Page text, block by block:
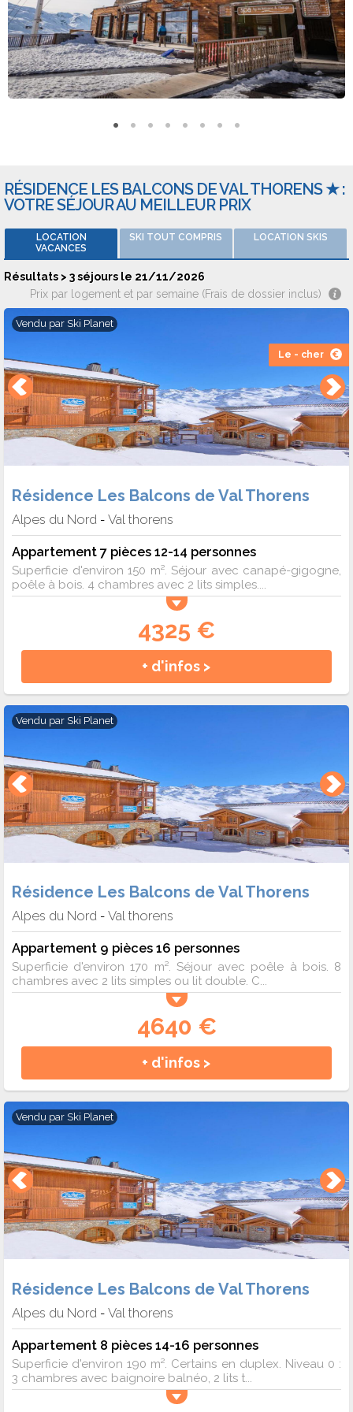
Adresse : Piste Plein Sud - 73440 VAL THORENS
RÉSIDENCE LES BALCONS DE VAL THORENS ★ :
VOTRE SÉJOUR AU MEILLEUR PRIX
LOCATION
VACANCES
SKI TOUT COMPRIS LOCATION SKIS
Résultats > 3 séjours le 21/11/2026
Prix par logement et par semaine (Frais de dossier inclus)
Le - cher
Vendu par Ski Planet
Résidence Les Balcons de Val Thorens
Alpes du Nord - Val thorens
Appartement 7 pièces 12-14 personnes
Superficie d'environ 150 m². Séjour avec canapé-gigogne,
poêle à bois. 4 chambres avec 2 lits simples....
4325 €
+ d'infos >
Vendu par Ski Planet
Résidence Les Balcons de Val Thorens
Alpes du Nord - Val thorens
Appartement 9 pièces 16 personnes
Superficie d'environ 170 m². Séjour avec poêle à bois. 8
chambres avec 2 lits simples ou lit double. C...
4640 €
+ d'infos >
Vendu par Ski Planet
Résidence Les Balcons de Val Thorens
Alpes du Nord - Val thorens
Appartement 8 pièces 14-16 personnes
Superficie d'environ 190 m². Certains en duplex. Niveau 0 :
3 chambres avec baignoire balnéo, 2 lits t...